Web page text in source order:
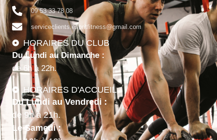
09 53 33 78 08
serviceclients.espritfitness@gmail.com
HORAIRES DU CLUB
Du Lundi au Dimanche :
de 6h à 22h.
HORAIRES D'ACCUEIL
Du Lundi au Vendredi :
de 9h à 21h.
Le Samedi :